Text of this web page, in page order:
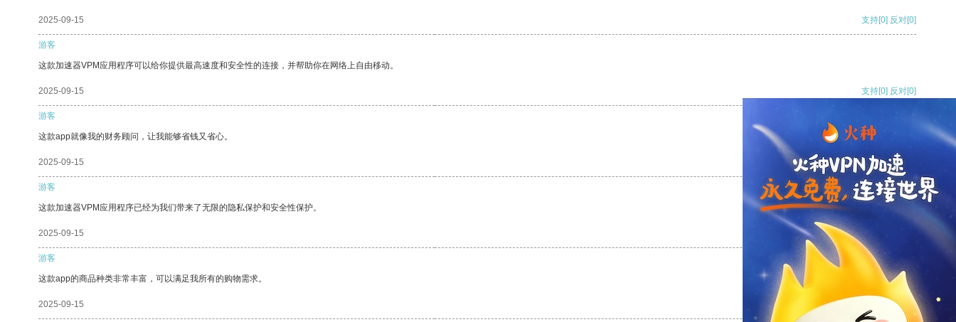
2025-09-15 支持[0] 反对[0]
游客
这款加速器VPM应用程序可以给你提供最高速度和安全性的连接，并帮助你在网络上自由移动。
2025-09-15 支持[0] 反对[0]
游客
这款app就像我的财务顾问，让我能够省钱又省心。
2025-09-15 支持[0] 反对
游客
这款加速器VPM应用程序已经为我们带来了无限的隐私保护和安全性保护。
2025-09-15 支持
游客
这款app的商品种类非常丰富，可以满足我所有的购物需求。
2025-09-15 反对 [0]